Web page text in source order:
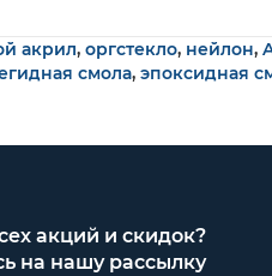
акрил, оргстекло, нейлон,
смола, эпоксидная
акций и скидок?
на нашу рассылку